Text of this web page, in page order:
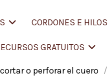
CORDONES E HILOS
GRATUITOS
o perforar el cuero